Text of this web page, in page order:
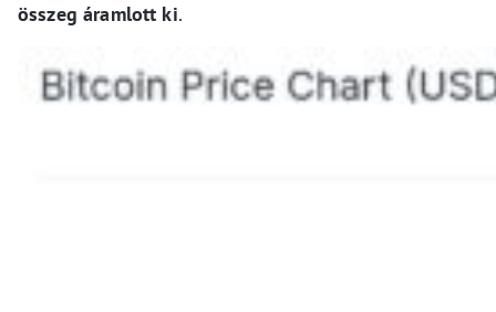
összeg áramlott ki.